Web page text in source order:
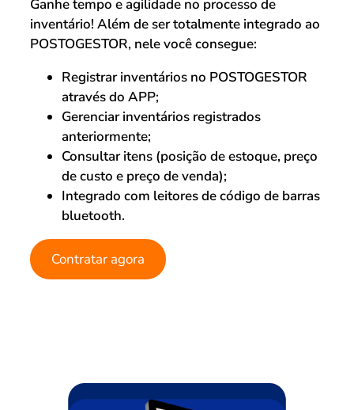
Ganhe tempo e agilidade no processo de
inventário! Além de ser totalmente integrado ao
POSTOGESTOR, nele você consegue:
Registrar inventários no POSTOGESTOR
através do APP;
Gerenciar inventários registrados
anteriormente;
Consultar itens (posição de estoque, preço
de custo e preço de venda);
Integrado com leitores de código de barras
bluetooth.
Contratar agora